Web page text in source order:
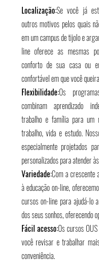
Localização:Se você já
outros motivos pelos quais
em um campus de tijolo e
line oferece as mesmas
conforto de sua casa ou
confortável em que você
Flexibilidade:Os
combinam aprendizado
trabalho e família para um
trabalho, vida e estudo.
especialmente projetados
personalizados para atender
Variedade:Com a crescente
à educação on-line,
cursos on-line para ajudá-lo
dos seus sonhos, oferecendo
Fácil acesso:Os cursos
você revisar e trabalhar
conveniência.